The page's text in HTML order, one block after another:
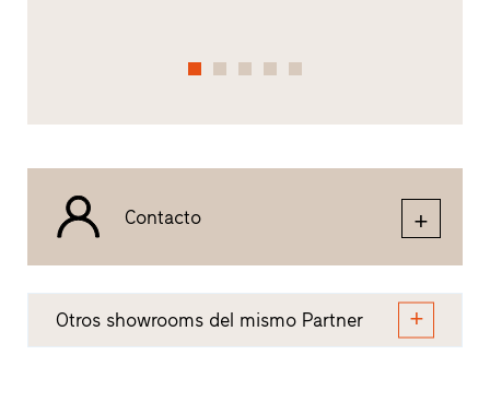
Contacto
Otros showrooms del mismo Partner